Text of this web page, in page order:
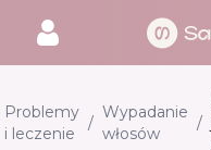
Problemy
i leczenie
/
Wypadanie
włosów
/